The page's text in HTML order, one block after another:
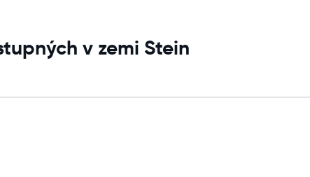
v zemi Stein